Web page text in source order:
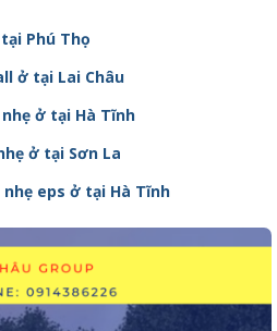
Phú Thọ
ở tại Lai Châu
ở tại Hà Tĩnh
ở tại Sơn La
eps ở tại Hà Tĩnh